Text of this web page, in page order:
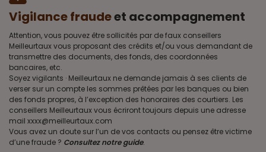
Vigilance fraudeet accompagnement
Attention, vous pouvez être sollicités par de faux conseillers
Meilleurtaux vous proposant des crédits et/ou vous demandant de
transmettre des documents, des fonds, des coordonnées
bancaires, etc.
Soyez vigilants · Meilleurtaux ne demande jamais à ses clients de
verser sur un compte les sommes prêtées par les banques ou bien
des fonds propres, à l’exception des honoraires des courtiers. Les
conseillers Meilleurtaux vous écriront toujours depuis une adresse
mail xxxx@meilleurtaux.com
Vous avez un doute sur l’un de vos contacts ou pensez être victime
d’une fraude ? Consultez notre guide.